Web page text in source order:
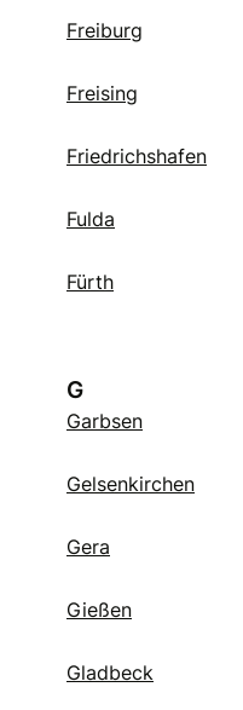
Freiburg
Freising
Friedrichshafen
Fulda
Fürth
G
Garbsen
Gelsenkirchen
Gera
Gießen
Gladbeck